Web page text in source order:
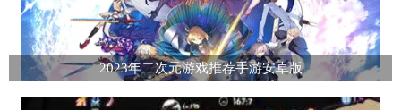
2023年二次元游戏推荐手游安卓版